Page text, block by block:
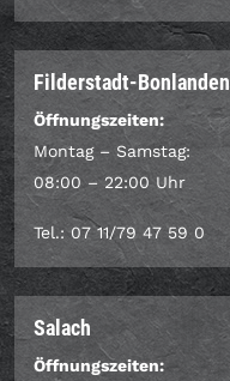
Filderstadt-Bonlanden
Öffnungszeiten:
Montag – Samstag:
08:00 – 22:00 Uhr
Tel.: 07 11/79 47 59 0
Salach
Öffnungszeiten: